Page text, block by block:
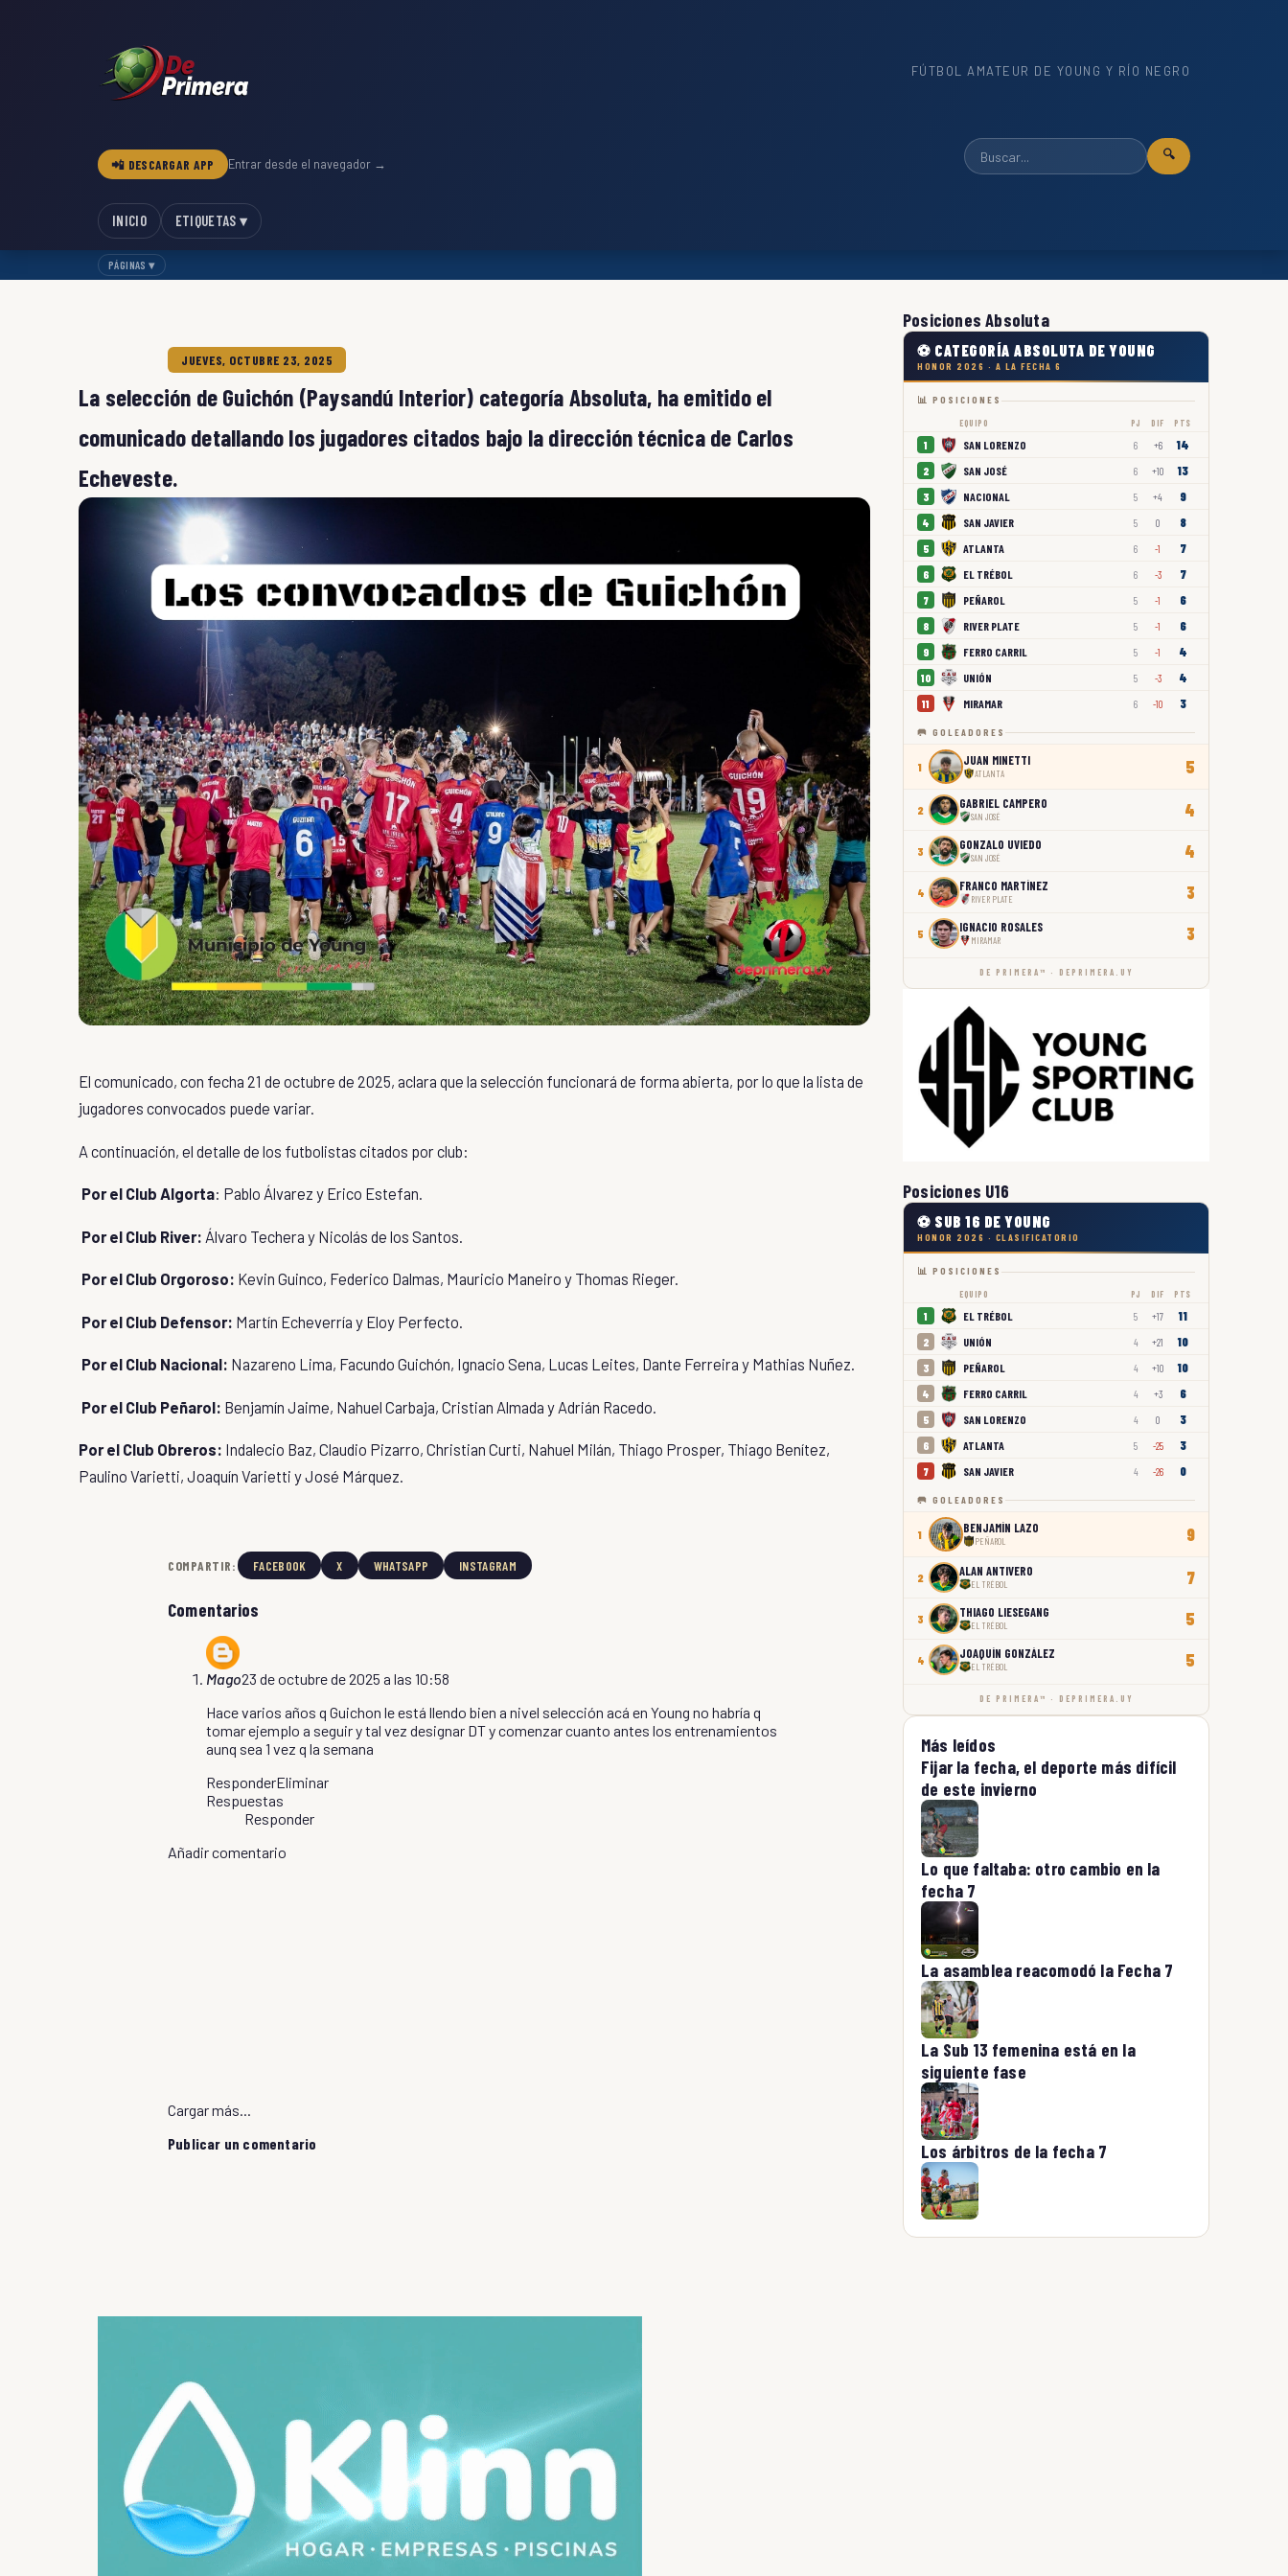
FÚTBOL AMATEUR DE YOUNG Y RÍO NEGRO
📲 DESCARGAR APP Entrar desde el navegador →
🔍
INICIO ETIQUETAS ▾
PÁGINAS ▾
JUEVES, OCTUBRE 23, 2025
La selección de Guichón (Paysandú Interior) categoría Absoluta, ha emitido el
comunicado detallando los jugadores citados bajo la dirección técnica de Carlos
Echeveste.
El comunicado, con fecha 21 de octubre de 2025, aclara que la selección funcionará de forma abierta, por lo que la lista de
jugadores convocados puede variar.
A continuación, el detalle de los futbolistas citados por club:
Por el Club Algorta: Pablo Álvarez y Erico Estefan.
Por el Club River: Álvaro Techera y Nicolás de los Santos
Por el Club Orgoroso: Kevin Guinco, Federico Dalmas, Mauricio Maneiro y Thomas Rieger.
Por el Club Defensor: Martín Echeverría y Eloy Perfecto.
Por el Club Nacional: Nazareno Lima, Facundo Guichón, Ignacio Sena, Lucas Leites, Dante Ferreira y Mathias Nuñez.
Por el Club Peñarol: Benjamín Jaime, Nahuel Carbaja, Cristian Almada y Adrián Racedo.
Por el Club Obreros: Indalecio Baz, Claudio Pizarro, Christian Curti, Nahuel Milán, Thiago Prosper, Thiago Benítez,
Paulino Varietti, Joaquín Varietti y José Márquez.
COMPARTIR: FACEBOOK X WHATSAPP INSTAGRAM
Comentarios
Mago23 de octubre de 2025 a las 10:58
Hace varios años q Guichon le está llendo bien a nivel selección acá en Young no habría q
tomar ejemplo a seguir y tal vez designar DT y comenzar cuanto antes los entrenamientos
aunq sea 1 vez q la semana
ResponderEliminar
Respuestas
Responder
Añadir comentario
Cargar más...
Publicar un comentario
Posiciones Absoluta
⚽ CATEGORÍA ABSOLUTA DE YOUNG
HONOR 2026 · A LA FECHA 6
📊 POSICIONES
EQUIPO PJ DIF PTS
1 SAN LORENZO 6 +6 14
2 SAN JOSÉ 6 +10 13
3 NACIONAL 5 +4 9
4 SAN JAVIER 5 0 8
5 ATLANTA 6 -1 7
6 EL TRÉBOL 6 -3 7
7 PEÑAROL 5 -1 6
8 RIVER PLATE 5 -1 6
9 FERRO CARRIL 5 -1 4
10 UNIÓN 5 -3 4
11 MIRAMAR 6 -10 3
🥅 GOLEADORES
1 JUAN MINETTI
ATLANTA 5
2 GABRIEL CAMPERO
SAN JOSÉ 4
3 GONZALO UVIEDO
SAN JOSÉ 4
4 FRANCO MARTÍNEZ
RIVER PLATE 3
5 IGNACIO ROSALES
MIRAMAR 3
DE PRIMERA™ · DEPRIMERA.UY
Posiciones U16
⚽ SUB 16 DE YOUNG
HONOR 2026 · CLASIFICATORIO
📊 POSICIONES
EQUIPO PJ DIF PTS
1 EL TRÉBOL 5 +17 11
2 UNIÓN 4 +21 10
3 PEÑAROL 4 +10 10
4 FERRO CARRIL 4 +3 6
5 SAN LORENZO 4 0 3
6 ATLANTA 5 -25 3
7 SAN JAVIER 4 -26 0
🥅 GOLEADORES
1 BENJAMÍN LAZO
PEÑAROL 9
2 ALAN ANTIVERO
EL TRÉBOL 7
3 THIAGO LIESEGANG
EL TRÉBOL 5
4 JOAQUÍN GONZÁLEZ
EL TRÉBOL 5
DE PRIMERA™ · DEPRIMERA.UY
Más leídos
Fijar la fecha, el deporte más difícil
de este invierno
Lo que faltaba: otro cambio en la
fecha 7
La asamblea reacomodó la Fecha 7
La Sub 13 femenina está en la
siguiente fase
Los árbitros de la fecha 7